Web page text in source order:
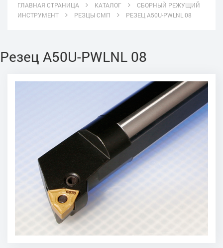
ГЛАВНАЯ СТРАНИЦА КАТАЛОГ
СБОРНЫЙ РЕЖУЩИЙ
ИНСТРУМЕНТ
РЕЗЦЫ СМП РЕЗЕЦ A50U-PWLNL 08
Резец A50U-PWLNL 08